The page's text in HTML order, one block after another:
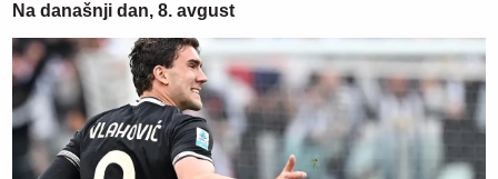
Na današnji dan, 8. avgust